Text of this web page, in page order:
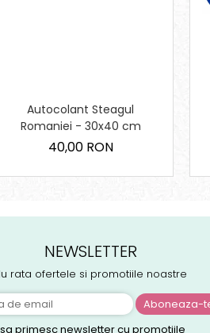
Autocolant Steagul
Romaniei - 30x40 cm
40,00 RON
NEWSLETTER
rata ofertele si promotiile noastre
primesc newsletter cu promotiile